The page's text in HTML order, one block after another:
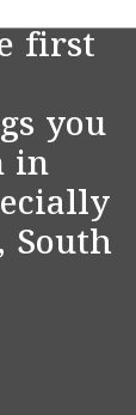
first
you
in
South